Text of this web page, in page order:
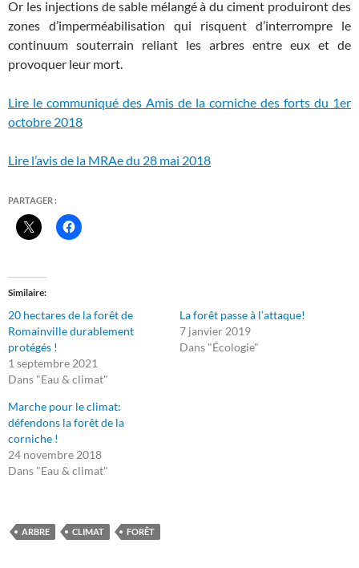
Or les injections de sable mélangé à du ciment produiront des
zones d’imperméabilisation qui risquent d’interrompre le
continuum souterrain reliant les arbres entre eux et de
provoquer leur mort.
Lire le communiqué des Amis de la corniche des forts du 1er
octobre 2018
Lire l’avis de la MRAe du 28 mai 2018
PARTAGER :
Similaire
20 hectares de la forêt de
Romainville durablement
protégés !
1 septembre 2021
Dans "Eau & climat"
La forêt passe à l’attaque!
7 janvier 2019
Dans "Écologie"
Marche pour le climat:
défendons la forêt de la
corniche !
24 novembre 2018
Dans "Eau & climat"
ARBRE CLIMAT FORÊT